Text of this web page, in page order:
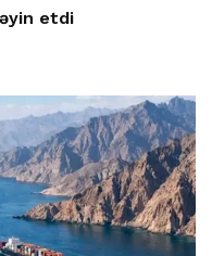
etdi